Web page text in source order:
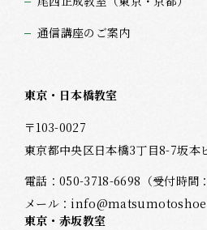
通信講座のご案内
東京・日本橋教室
〒103-0027
東京都中央区日本橋3丁目8-7坂本
電話：050-3718-6698 （受付時間
メール：
東京・赤坂教室